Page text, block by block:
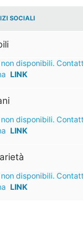
SOCIALI
disponibili.
LINK
disponibili.
LINK
disponibili.
LINK